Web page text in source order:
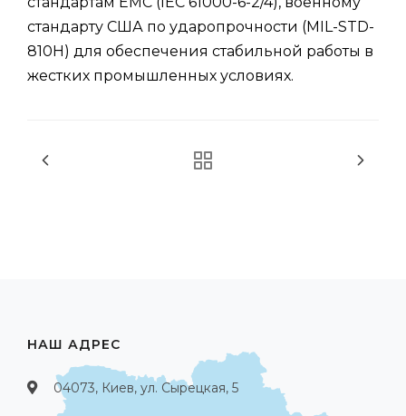
стандарту США по ударопрочности (MIL-STD-
810H) для обеспечения стабильной работы в
жестких промышленных условиях.
НАШ АДРЕС
04073, Киев, ул. Сырецкая, 5